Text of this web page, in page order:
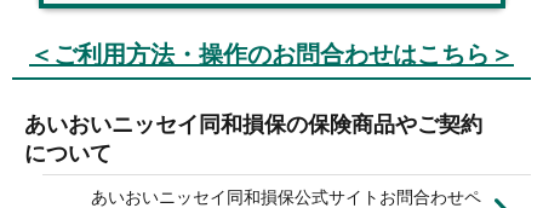
＜ご利用方法・操作のお問合わせはこちら＞
あいおいニッセイ同和損保の保険商品やご契約
について
あいおいニッセイ同和損保公式サイトお問合わせペ